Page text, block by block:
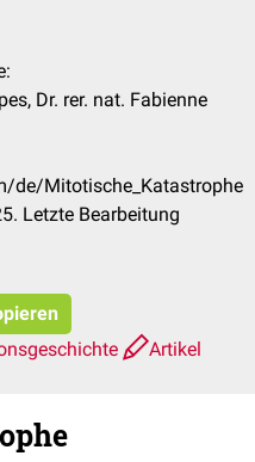
Dr. rer. nat. Fabienne
de/Mitotische_Katastrophe
Letzte Bearbeitung
Artikel